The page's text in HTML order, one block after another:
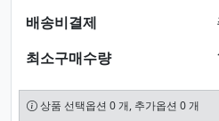
배송비결제
최소구매수량
상품 선택옵션 0 개, 추가옵션 0 개